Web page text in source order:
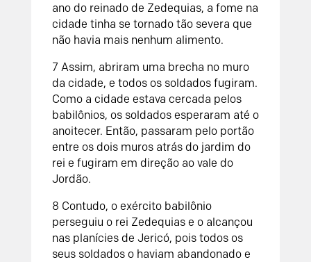
ano do reinado de Zedequias, a fome na
cidade tinha se tornado tão severa que
não havia mais nenhum alimento.
7 Assim, abriram uma brecha no muro
da cidade, e todos os soldados fugiram.
Como a cidade estava cercada pelos
babilônios, os soldados esperaram até o
anoitecer. Então, passaram pelo portão
entre os dois muros atrás do jardim do
rei e fugiram em direção ao vale do
Jordão.
8 Contudo, o exército babilônio
perseguiu o rei Zedequias e o alcançou
nas planícies de Jericó, pois todos os
seus soldados o haviam abandonado e